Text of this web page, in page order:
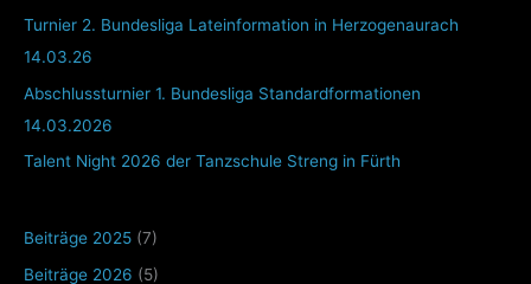
Turnier 2. Bundesliga Lateinformation in Herzogenaurach
14.03.26
Abschlussturnier 1. Bundesliga Standardformationen
14.03.2026
Talent Night 2026 der Tanzschule Streng in Fürth
Beiträge 2025 (7)
Beiträge 2026 (5)